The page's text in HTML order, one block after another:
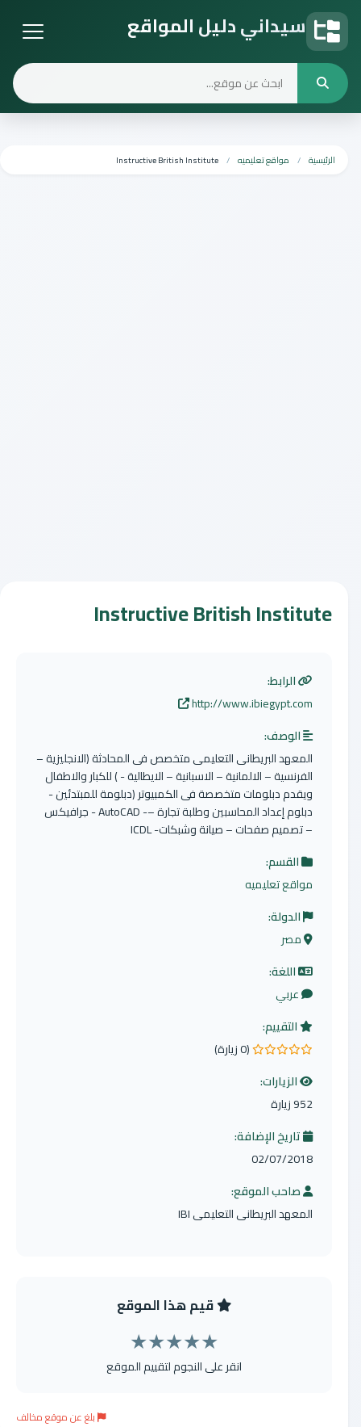
سيداني دليل المواقع
الرئيسية مواقع تعليميه Instructive British Institute
Instructive British Institute
الرابط:
http://www.ibiegypt.com
الوصف:
المعهد البريطانى التعليمى متخصص فى المحادثة (الانجليزية –
الفرنسية – الالمانية – الاسبانية – الايطالية - ) للكبار والاطفال
ويقدم دبلومات متخصصة فى الكمبيوتر (دبلومة للمبتدئين -
دبلوم إعداد المحاسبين وطلبة تجارة –- AutoCAD - جرافيكس
– تصميم صفحات – صيانة وشبكات- ICDL
القسم:
مواقع تعليميه
الدولة:
مصر
اللغة:
عربي
التقييم:
0.0 من 5 نجوم
(0 زيارة)
الزيارات:
952 زيارة
تاريخ الإضافة:
02/07/2018
صاحب الموقع:
المعهد البريطانى التعليمى IBI
قيم هذا الموقع
★
★
★
★
★
انقر على النجوم لتقييم الموقع
بلغ عن موقع مخالف